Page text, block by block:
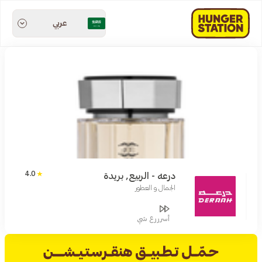
عربي
درعه - الربيع, بريدة
الجمال و العطور
4.0
أسرررع شي